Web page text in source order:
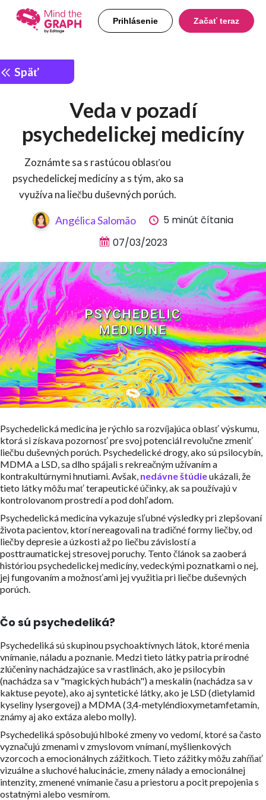
Prihlásenie Začať teraz
Späť
Veda v pozadí
psychedelickej medicíny
Zoznámte sa s rastúcou oblasťou
psychedelickej medicíny a s tým, ako sa
využíva na liečbu duševných porúch.
Angélica Salomão
5 minút čítania
07/03/2023
Psychedelická medicína je rýchlo sa rozvíjajúca oblasť výskumu,
ktorá si získava pozornosť pre svoj potenciál revolučne zmeniť
liečbu duševných porúch. Psychedelické drogy, ako sú psilocybín,
MDMA a LSD, sa dlho spájali s rekreačným užívaním a
kontrakultúrnymi hnutiami. Avšak, nedávne štúdieukázali, že
tieto látky môžu mať terapeutické účinky, ak sa používajú v
kontrolovanom prostredí a pod dohľadom.
Psychedelická medicína vykazuje sľubné výsledky pri zlepšovaní
života pacientov, ktorí nereagovali na tradičné formy liečby, od
liečby depresie a úzkosti až po liečbu závislostí a
posttraumatickej stresovej poruchy. Tento článok sa zaoberá
históriou psychedelickej medicíny, vedeckými poznatkami o nej,
jej fungovaním a možnosťami jej využitia pri liečbe duševných
porúch.
Čo sú psychedeliká?
Psychedeliká sú skupinou psychoaktívnych látok, ktoré menia
vnímanie, náladu a poznanie. Medzi tieto látky patria prírodné
zlúčeniny nachádzajúce sa v rastlinách, ako je psilocybín
(nachádza sa v "magických hubách") a meskalín (nachádza sa v
kaktuse peyote), ako aj syntetické látky, ako je LSD (dietylamid
kyseliny lysergovej) a MDMA (3,4-metyléndioxymetamfetamín,
známy aj ako extáza alebo molly).
Psychedeliká spôsobujú hlboké zmeny vo vedomí, ktoré sa často
vyznačujú zmenami v zmyslovom vnímaní, myšlienkových
vzorcoch a emocionálnych zážitkoch. Tieto zážitky môžu zahŕňať
vizuálne a sluchové halucinácie, zmeny nálady a emocionálnej
intenzity, zmenené vnímanie času a priestoru a pocit prepojenia s
ostatnými alebo vesmírom.